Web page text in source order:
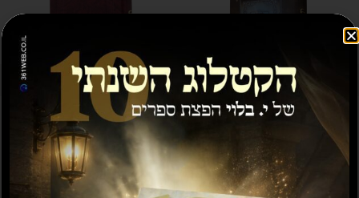
תשועה ברוב יועץ
₪35.00 ₪15.00
תשובה מאת הרב ראובן
לויכטר שליטא
20.00 30.00